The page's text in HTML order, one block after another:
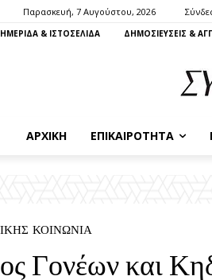
Παρασκευή, 7 Αυγούστου, 2026
& ΙΣΤΟΣΕΛΙΔΑ ΔΗΜΟΣΙΕΥΣΕΙΣ &
ΑΡΧΙΚΉ ΕΠΙΚΑΙΡΌΤΗΤΑ
ΚΟΙΝΩΝΊΑ
Γονέων και